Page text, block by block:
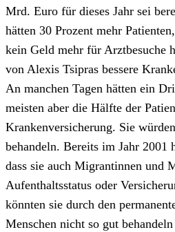
Mrd. Euro für dieses Jahr sei
hätten 30 Prozent mehr
kein Geld mehr für Arztbesuche
von Alexis Tsipras bessere
An manchen Tagen hätten ein
meisten aber die Hälfte der
Krankenversicherung. Sie
behandeln. Bereits im Jahr 2001
dass sie auch Migrantinnen und
Aufenthaltsstatus oder
könnten sie durch den
Menschen nicht so gut